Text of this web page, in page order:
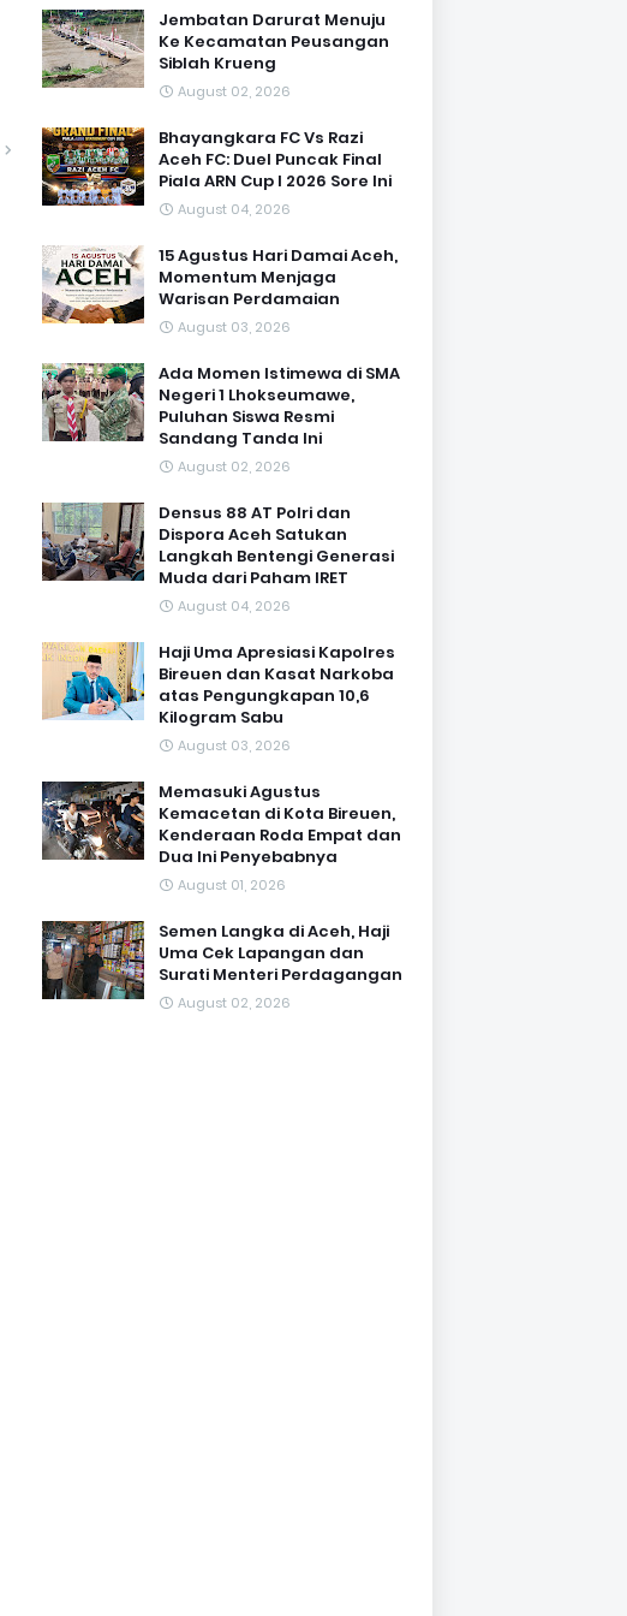
Jembatan Darurat Menuju
Ke Kecamatan Peusangan
Siblah Krueng
August 02, 2026
Bhayangkara FC Vs Razi
Aceh FC: Duel Puncak Final
Piala ARN Cup I 2026 Sore Ini
August 04, 2026
15 Agustus Hari Damai Aceh,
Momentum Menjaga
Warisan Perdamaian
August 03, 2026
Ada Momen Istimewa di SMA
Negeri 1 Lhokseumawe,
Puluhan Siswa Resmi
Sandang Tanda Ini
August 02, 2026
Densus 88 AT Polri dan
Dispora Aceh Satukan
Langkah Bentengi Generasi
Muda dari Paham IRET
August 04, 2026
Haji Uma Apresiasi Kapolres
Bireuen dan Kasat Narkoba
atas Pengungkapan 10,6
Kilogram Sabu
August 03, 2026
Memasuki Agustus
Kemacetan di Kota Bireuen,
Kenderaan Roda Empat dan
Dua Ini Penyebabnya
August 01, 2026
Semen Langka di Aceh, Haji
Uma Cek Lapangan dan
Surati Menteri Perdagangan
August 02, 2026